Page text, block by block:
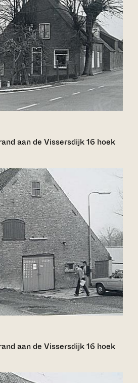
aan de Vissersdijk 16 hoek
aan de Vissersdijk 16 hoek